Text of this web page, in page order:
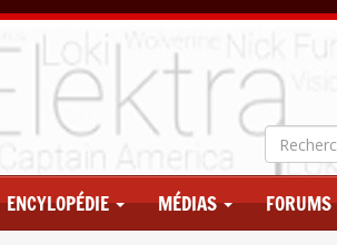
ENCYLOPÉDIE MÉDIAS FORUMS